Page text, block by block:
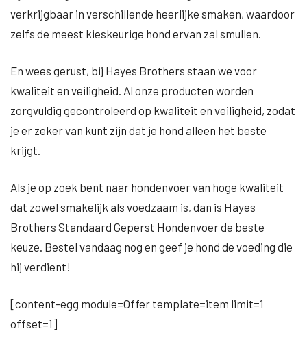
verkrijgbaar in verschillende heerlijke smaken, waardoor
zelfs de meest kieskeurige hond ervan zal smullen.
En wees gerust, bij Hayes Brothers staan we voor
kwaliteit en veiligheid. Al onze producten worden
zorgvuldig gecontroleerd op kwaliteit en veiligheid, zodat
je er zeker van kunt zijn dat je hond alleen het beste
krijgt.
Als je op zoek bent naar hondenvoer van hoge kwaliteit
dat zowel smakelijk als voedzaam is, dan is Hayes
Brothers Standaard Geperst Hondenvoer de beste
keuze. Bestel vandaag nog en geef je hond de voeding die
hij verdient!
[content-egg module=Offer template=item limit=1
offset=1]